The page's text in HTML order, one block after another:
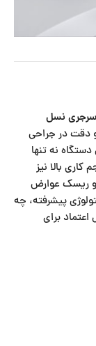
نسل
و دقت در جراحی
نه تنها
کاری بالا نیز
و ریسک عوارض
پیشرفته، چه
برای